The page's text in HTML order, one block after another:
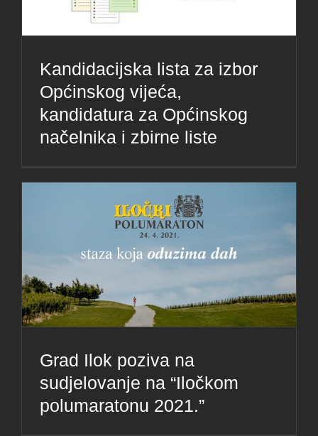
Kandidacijska lista za izbor
Općinskog vijeća,
kandidatura za Općinskog
načelnika i zbirne liste
Grad Ilok poziva na
sudjelovanje na “Iločkom
polumaratonu 2021.”